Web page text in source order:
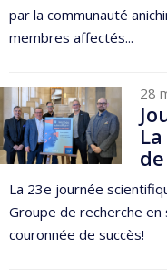
par la communauté
membres affectés...
28
La 23e journée
Groupe de recherche en
couronnée de succès!